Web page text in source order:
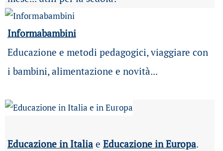
Informabambini
Educazione e metodi pedagogici, viaggiare con
i bambini, alimentazione e novità...
Educazione in Italiae Educazione in Europa.